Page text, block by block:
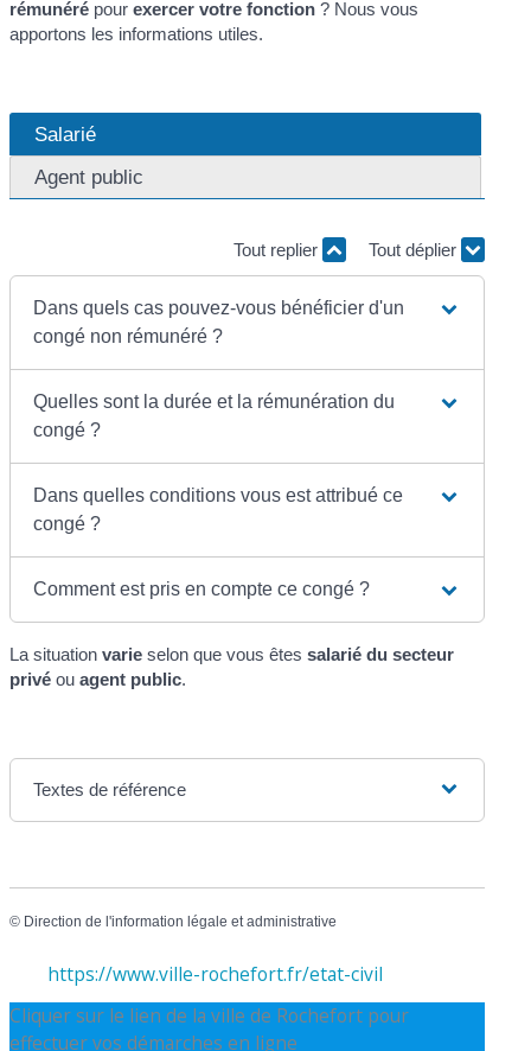
rémunéré pourexercer votre fonction ? Nous vous
apportons les informations utiles.
Salarié
Agent public
Tout replier Tout déplier
Dans quels cas pouvez-vous bénéficier d'un
congé non rémunéré ?
Quelles sont la durée et la rémunération du
congé ?
Dans quelles conditions vous est attribué ce
congé ?
Comment est pris en compte ce congé ?
La situationvarie selon que vous êtessalarié du secteur
privé ouagent public.
Textes de référence
© Direction de l'information légale et administrative
https://www.ville-rochefort.fr/etat-civil
Cliquer sur le lien de la ville de Rochefort pour
effectuer vos démarches en ligne